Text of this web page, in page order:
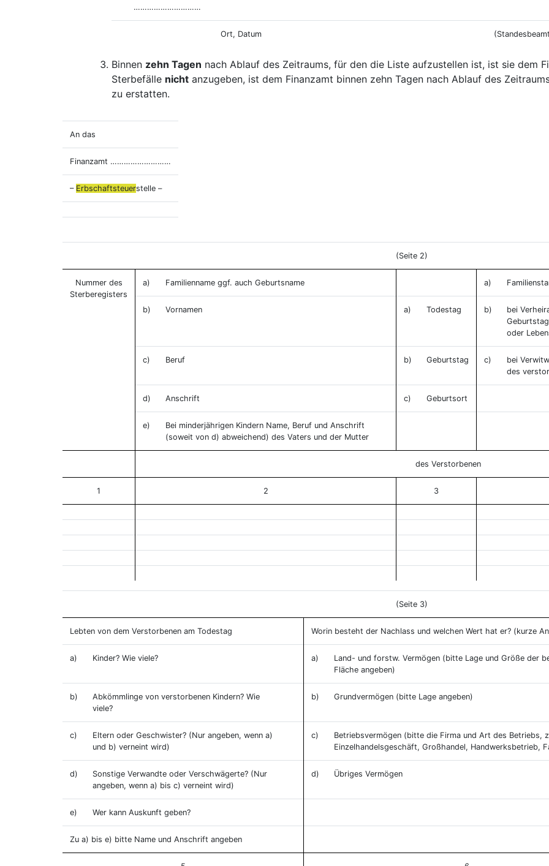
…………………………
Ort, Datum
Binnen zehn Tagen nach Ablauf des Zeitraums, für den die Liste aufzustellen ist, ist sie dem
Sterbefälle nicht anzugeben, ist dem Finanzamt binnen zehn Tagen nach Ablauf des
zu erstatten.
An das
Finanzamt ………………………
– Erbschaftsteuerstelle –
(Seite 2)
Nummer des
Sterberegisters
a) Familienname ggf. auch Geburtsname a)
b) Vornamen a) Todestag b)
bei
oder
c) Beruf b) Geburtstag c)
bei
des
d) Anschrift c) Geburtsort
e)
Bei minderjährigen Kindern Name, Beruf und Anschrift
(soweit von d) abweichend) des Vaters und der Mutter
des Verstorbenen
1 2 3
(Seite 3)
Lebten von dem Verstorbenen am Todestag Worin besteht der Nachlass und welchen Wert hat er? (kurze
a) Kinder? Wie viele? a)
Land- und forstw. Vermögen (bitte Lage und Größe der
Fläche angeben)
b)
Abkömmlinge von verstorbenen Kindern? Wie
viele?
b) Grundvermögen (bitte Lage angeben)
c)
Eltern oder Geschwister? (Nur angeben, wenn a)
und b) verneint wird)
c)
Betriebsvermögen (bitte die Firma und Art des Betriebs,
Einzelhandelsgeschäft, Großhandel, Handwerksbetrieb,
d)
Sonstige Verwandte oder Verschwägerte? (Nur
angeben, wenn a) bis c) verneint wird)
d) Übriges Vermögen
e) Wer kann Auskunft geben?
Zu a) bis e) bitte Name und Anschrift angeben